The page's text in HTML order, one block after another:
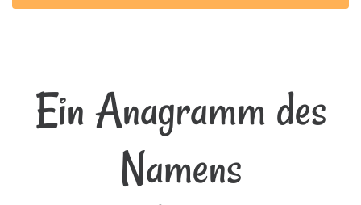
Ein Anagramm des
Namens